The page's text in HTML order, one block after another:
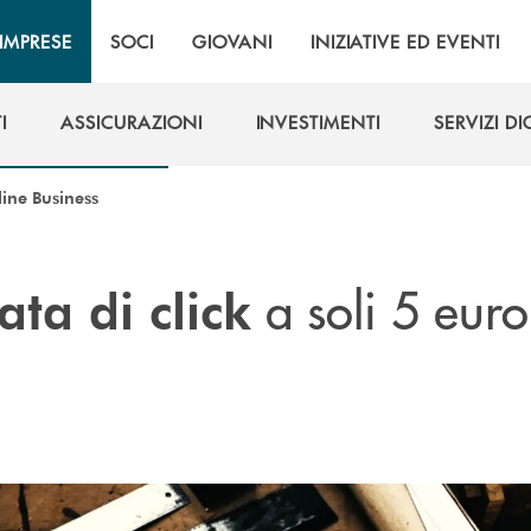
IMPRESE SOCI GIOVANI INIZIATIVE ED EVENTI
ASSICURAZIONI
INVESTIMENTI
SERVIZI
Business
di click a soli 5